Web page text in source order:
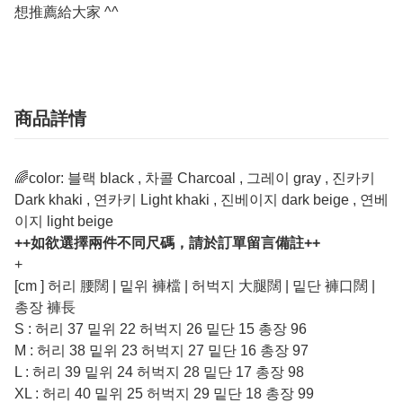
想推薦給大家 ^^
商品詳情
🌈color: 블랙 black , 차콜 Charcoal , 그레이 gray , 진카키
Dark khaki , 연카키 Light khaki , 진베이지 dark beige , 연베
이지 light beige
++如欲選擇兩件不同尺碼，請於訂單留言備註++
+
[cm ] 허리 腰闊 | 밑위 褲檔 | 허벅지 大腿闊 | 밑단 褲口闊 |
총장 褲長
S : 허리 37 밑위 22 허벅지 26 밑단 15 총장 96
M : 허리 38 밑위 23 허벅지 27 밑단 16 총장 97
L : 허리 39 밑위 24 허벅지 28 밑단 17 총장 98
XL : 허리 40 밑위 25 허벅지 29 밑단 18 총장 99